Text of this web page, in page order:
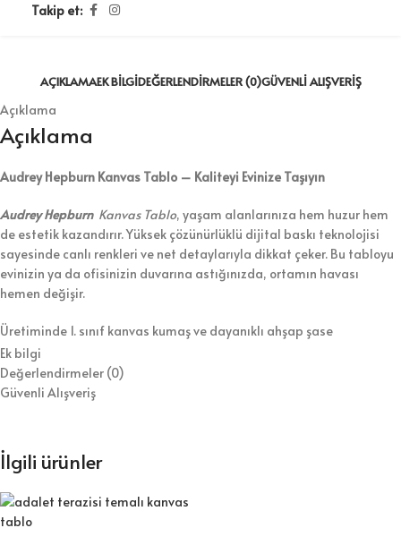
Takip et:
AÇIKLAMAEK BILGIDEĞERLENDIRMELER (0)GÜVENLI ALIŞVERIŞ
Açıklama
Açıklama
Audrey Hepburn Kanvas Tablo – Kaliteyi Evinize Taşıyın
Audrey Hepburn Kanvas Tablo, yaşam alanlarınıza hem huzur hem
de estetik kazandırır. Yüksek çözünürlüklü dijital baskı teknolojisi
sayesinde canlı renkleri ve net detaylarıyla dikkat çeker. Bu tabloyu
evinizin ya da ofisinizin duvarına astığınızda, ortamın havası
hemen değişir.
Üretiminde 1. sınıf kanvas kumaş ve dayanıklı ahşap şase
kullanıyoruz. Bununla birlikte, tabloyu koruyucu vernikle kaplayarak
hem temizlik kolaylığı hem de uzun ömür sağlıyoruz. Ürünü duvara
asılmaya hazır şekilde gönderiyoruz, böylece kurulumla zaman
⭐ Tablo Ürün Özellikleri:
Kaliteli dijital baskı ile canlı ve net görseller
Ek bilgi
Değerlendirmeler (0)
Güvenli Alışveriş
İlgili ürünler